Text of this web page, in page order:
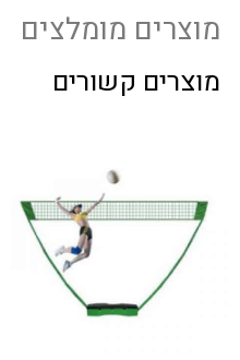
מוצרים מומלצים
מוצרים קשורים